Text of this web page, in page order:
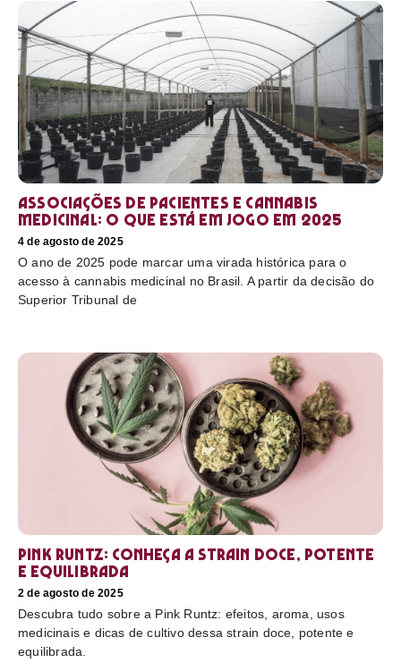
Associações de pacientes e cannabis
medicinal: o que está em jogo em 2025
4 de agosto de 2025
O ano de 2025 pode marcar uma virada histórica para o
acesso à cannabis medicinal no Brasil. A partir da decisão do
Superior Tribunal de
Pink Runtz: conheça a strain doce, potente
e equilibrada
2 de agosto de 2025
Descubra tudo sobre a Pink Runtz: efeitos, aroma, usos
medicinais e dicas de cultivo dessa strain doce, potente e
equilibrada.